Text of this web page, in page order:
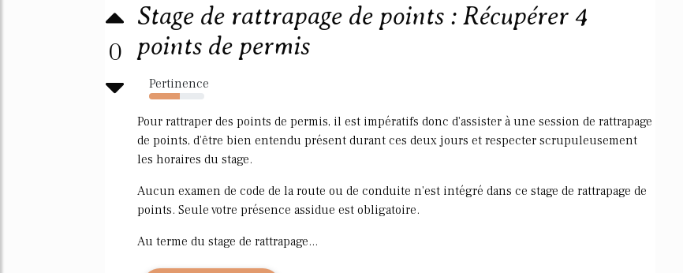
0
Stage de rattrapage de points : Récupérer 4
points de permis
Pertinence
55%
Pour rattraper des points de permis, il est impératifs donc d'assister à une session de rattrapage
de points, d'être bien entendu présent durant ces deux jours et respecter scrupuleusement
les horaires du stage.
Aucun examen de code de la route ou de conduite n'est intégré dans ce stage de rattrapage de
points. Seule votre présence assidue est obligatoire.
Au terme du stage de rattrapage...